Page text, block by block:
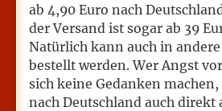
ab 4,90 Euro nach
der Versand ist sogar ab 39
Natürlich kann auch in
bestellt werden. Wer Angst
sich keine Gedanken
nach Deutschland auch direkt